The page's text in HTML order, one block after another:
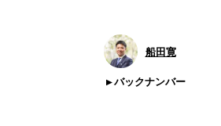
船田寛
バックナンバー